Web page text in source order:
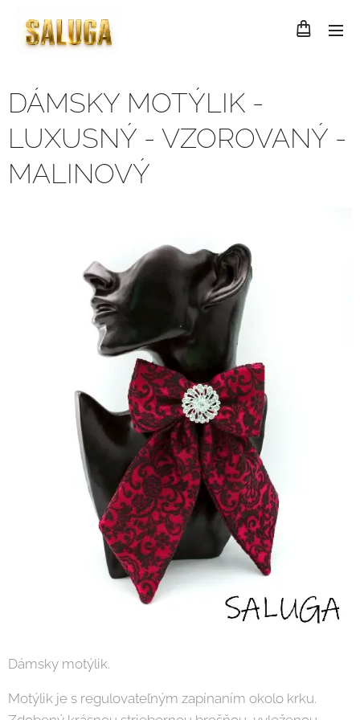
DÁMSKY MOTÝLIK -
LUXUSNÝ - VZOROVANÝ -
MALINOVÝ
Dámsky motýlik.
Motýlik je s regulovateľným zapínaním okolo krku.